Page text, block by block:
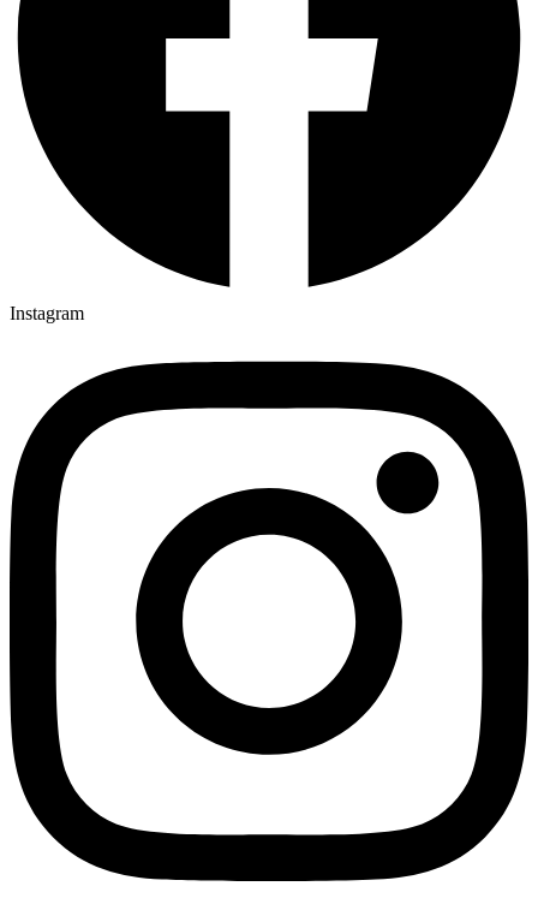
Instagram